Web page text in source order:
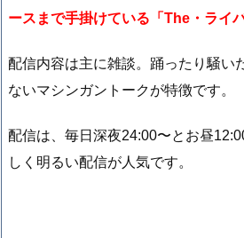
ースまで手掛けている「The・ライ
配信内容は主に雑談。踊ったり騒い
ないマシンガントークが特徴です。
配信は、毎日深夜24:00〜とお昼
しく明るい配信が人気です。